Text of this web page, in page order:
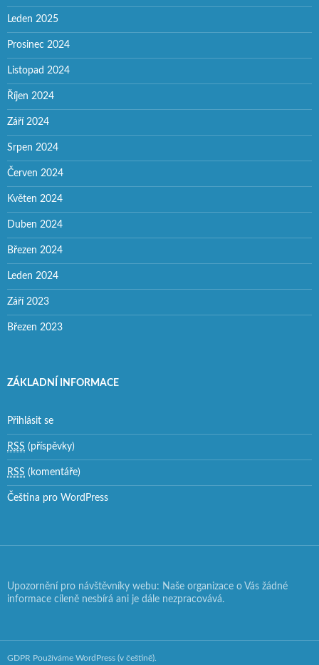
Leden 2025
Prosinec 2024
Listopad 2024
Říjen 2024
Září 2024
Srpen 2024
Červen 2024
Květen 2024
Duben 2024
Březen 2024
Leden 2024
Září 2023
Březen 2023
ZÁKLADNÍ INFORMACE
Přihlásit se
RSS (příspěvky)
RSS (komentáře)
Čeština pro WordPress
Upozornění pro návštěvníky webu: Naše organizace o Vás žádné
informace cíleně nesbírá ani je dále nezpracovává.
GDPR Používáme WordPress (v češtině).